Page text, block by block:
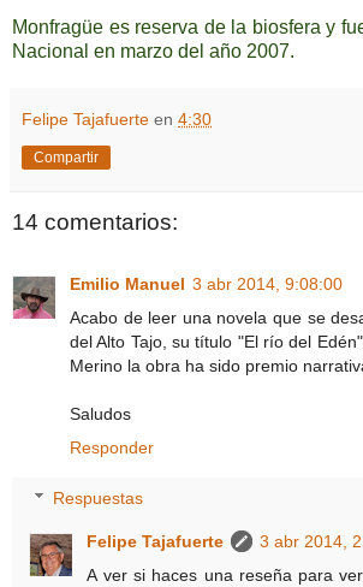
Monfragüe es reserva de la biosfera y
Nacional en marzo del año 2007.
Felipe Tajafuerte en 4:30
Compartir
14 comentarios:
Emilio Manuel 3 abr 2014, 9:08:00
Acabo de leer una novela que se
del Alto Tajo, su título "El río del
Merino la obra ha sido premio
Saludos
Responder
Respuestas
Felipe Tajafuerte
3 abr 2014,
A ver si haces una reseña para